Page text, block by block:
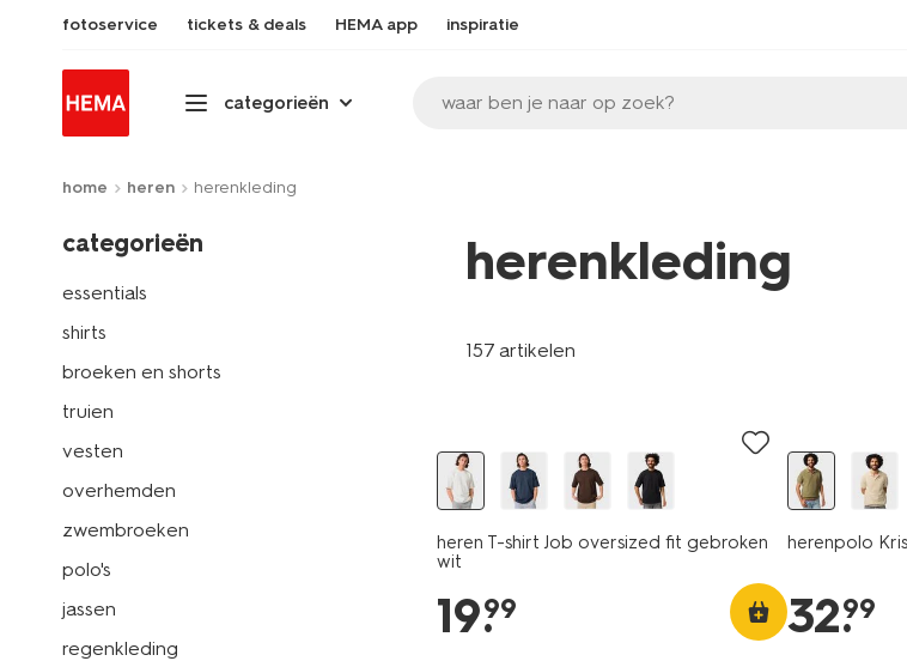
fotoservice tickets & deals HEMA app inspiratie
categorieën waar ben je naar op zoek?
home heren herenkleding
categorieën
essentials
shirts
broeken en shorts
truien
vesten
overhemden
zwembroeken
polo's
jassen
regenkleding
herenkleding
157 artikelen
heren T-shirt Job oversized fit gebroken
wit
19.
99
herenpolo
32.
99